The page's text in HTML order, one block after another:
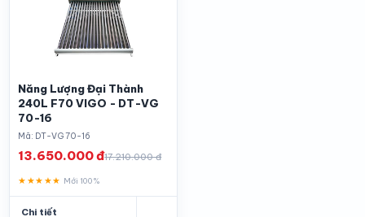
Năng Lượng Đại Thành
240L F70 VIGO - DT-VG
70-16
Mã: DT-VG 70-16
17.210.000 đ
13.650.000 đ
★★★★★ Mới 100%
Chi tiết